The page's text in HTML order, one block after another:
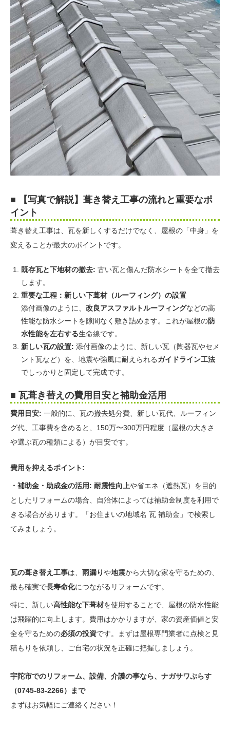
■ 【写真で解説】葺き替え工事の流れと重要なポ
イント
葺き替え工事は、瓦を新しくするだけでなく、屋根の「中身」を
変えることが最大のポイントです。
既存瓦と下地材の撤去: 古い瓦と傷んだ防水シートを全て撤去
します。
重要な工程：新しい下葺材（ルーフィング）の設置
添付画像のように、 改良アスファルトルーフィングなどの高
性能な防水シートを隙間なく敷き詰めます。これが屋根の防
水性能を左右する生命線です。
新しい瓦の設置: 添付画像のように、新しい瓦（陶器瓦やセメ
ント瓦など）を、地震や強風に耐えられるガイドライン工法
でしっかりと固定して完成です。
■ 瓦葺き替えの費用目安と補助金活用
費用目安: 一般的に、瓦の撤去処分費、新しい瓦代、ルーフィン
グ代、工事費を含めると、150万〜300万円程度（屋根の大きさ
や選ぶ瓦の種類による）が目安です。
費用を抑えるポイント:
・補助金・助成金の活用: 耐震性向上や省エネ（遮熱瓦）を目的
としたリフォームの場合、自治体によっては補助金制度を利用で
きる場合があります。「お住まいの地域名 瓦 補助金」で検索し
てみましょう。
瓦の葺き替え工事は、 雨漏りや地震から大切な家を守るための、
最も確実で長寿命化につながるリフォームです。
特に、新しい高性能な下葺材を使用することで、屋根の防水性能
は飛躍的に向上します。費用はかかりますが、家の資産価値と安
全を守るための必須の投資です。まずは屋根専門業者に点検と見
積もりを依頼し、ご自宅の状況を正確に把握しましょう。
宇陀市でのリフォーム、設備、介護の事なら、ナガサワぷらす
（0745-83-2266）まで
まずはお気軽にご連絡ください！